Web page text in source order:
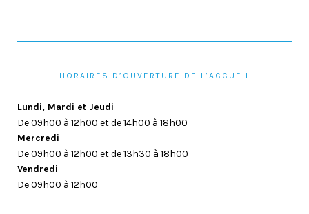
HORAIRES D’OUVERTURE DE L’ACCUEIL
Lundi, Mardi et Jeudi
De 09h00 à 12h00 et de 14h00 à 18h00
Mercredi
De 09h00 à 12h00 et de 13h30 à 18h00
Vendredi
De 09h00 à 12h00